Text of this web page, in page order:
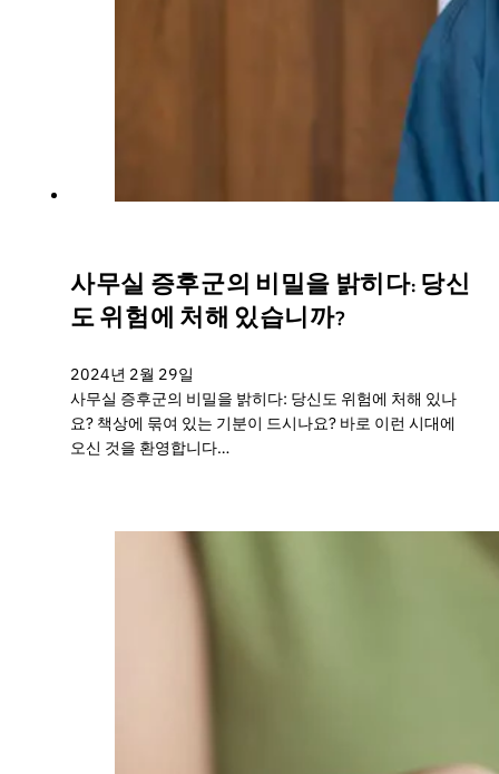
사무실 증후군의 비밀을 밝히다: 당신
도 위험에 처해 있습니까?
2024년 2월 29일
사무실 증후군의 비밀을 밝히다: 당신도 위험에 처해 있나
요? 책상에 묶여 있는 기분이 드시나요? 바로 이런 시대에
오신 것을 환영합니다…